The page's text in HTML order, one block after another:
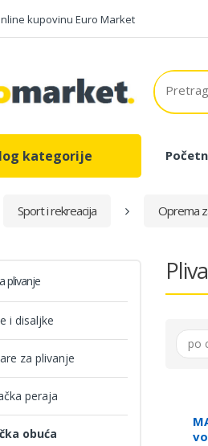
kupovinu Euro Market
kategorije
Sport i rekreacija Oprema
plivanje
i disaljke
za plivanje
peraja
obuća
po